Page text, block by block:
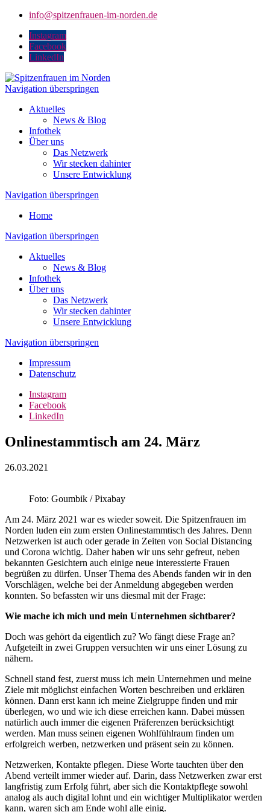
info@spitzenfrauen-im-norden.de
Instagram
Facebook
LinkedIn
Navigation überspringen
Aktuelles
News & Blog
Infothek
Über uns
Das Netzwerk
Wir stecken dahinter
Unsere Entwicklung
Navigation überspringen
Home
Navigation überspringen
Aktuelles
News & Blog
Infothek
Über uns
Das Netzwerk
Wir stecken dahinter
Unsere Entwicklung
Navigation überspringen
Impressum
Datenschutz
Instagram
Facebook
LinkedIn
Onlinestammtisch am 24. März
26.03.2021
Foto: Goumbik / Pixabay
Am 24. März 2021 war es wieder soweit. Die Spitzenfrauen im
Norden luden ein zum ersten Onlinestammtisch des Jahres. Denn
Netzwerken ist auch oder gerade in Zeiten von Social Distancing
und Corona wichtig. Daher haben wir uns sehr gefreut, neben
bekannten Gesichtern auch einige neue interessierte Frauen
begrüßen zu dürfen. Unser Thema des Abends fanden wir in den
Vorschlägen, welche bei der Anmeldung abgegeben werden
konnten. So befassten wir uns diesmal mit der Frage:
Wie mache ich mich und mein Unternehmen sichtbarer?
Doch was gehört da eigentlich zu? Wo fängt diese Frage an?
Aufgeteilt in zwei Gruppen versuchten wir uns einer Lösung zu
nähern.
Schnell stand fest, zuerst muss ich mein Unternehmen und meine
Ziele mit möglichst einfachen Worten beschreiben und erklären
können. Dann erst kann ich meine Zielgruppe finden und mir
überlegen, wo und wie ich diese erreichen kann. Dabei müssen
natürlich auch immer die eigenen Präferenzen berücksichtigt
werden. Man muss seinen eigenen Wohlfühlraum finden um
erfolgreich werben, netzwerken und präsent sein zu können.
Netzwerken, Kontakte pflegen. Diese Worte tauchten über den
Abend verteilt immer wieder auf. Darin, dass Netzwerken zwar erst
langfristig zum Erfolg führt, aber sich die Kontaktpflege sowohl
analog als auch digital lohnt und ein wichtiger Multiplikator werden
kann, waren sich am Ende wohl alle einig.